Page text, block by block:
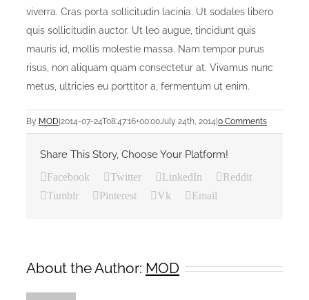
viverra. Cras porta sollicitudin lacinia. Ut sodales libero
quis sollicitudin auctor. Ut leo augue, tincidunt quis
mauris id, mollis molestie massa. Nam tempor purus
risus, non aliquam quam consectetur at. Vivamus nunc
metus, ultricies eu porttitor a, fermentum ut enim.
By MOD 2014-07-24T08:47:16+00:00July 24th, 2014 0 Comments
Share This Story, Choose Your Platform!
Facebook Twitter LinkedIn
Reddit
Tumblr
Pinterest Vk Email
About the Author: MOD